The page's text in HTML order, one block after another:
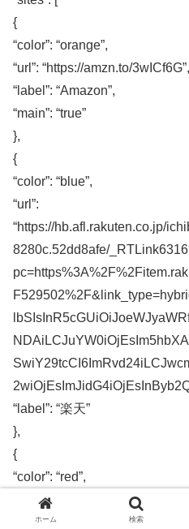
{
“color”: “orange”,
“url”: “https://amzn.to/3wICf6G”,
“label”: “Amazon”,
“main”: “true”
},
{
“color”: “blue”,
“url”:
“https://hb.afl.rakuten.co.jp/
8280c.52dd8afe/
“label”: “楽天”
},
{
“color”: “red”,
“url”:
“https://
ホーム 検索